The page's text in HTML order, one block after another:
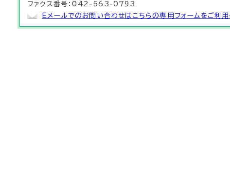
ファクス番号：042-563-0793
Eメールでのお問い合わせはこちらの専用フォームをご利用